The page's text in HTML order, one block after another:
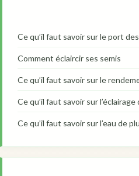
Ce qu’il faut savoir sur le port
Comment éclaircir ses semis
Ce qu’il faut savoir sur le
Ce qu’il faut savoir sur l’éclairage
Ce qu’il faut savoir sur l’eau de